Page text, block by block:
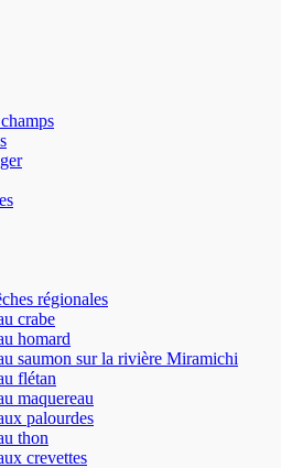
régionales
crabe
homard
saumon sur la rivière Miramichi
flétan
maquereau
palourdes
thon
crevettes